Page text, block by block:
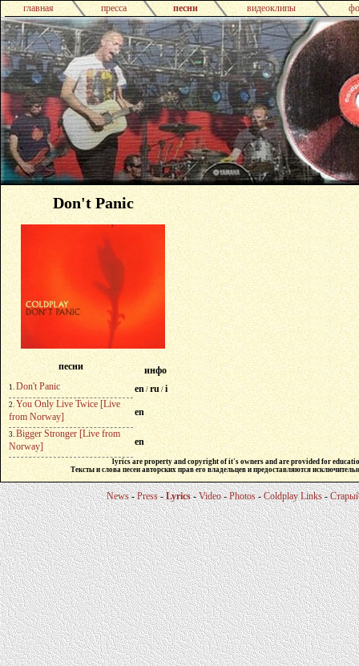
главная пресса песни видеоклипы
Don't Panic
песни инфо
1. Don't Panic en / ru / i
2. You Only Live Twice [Live
from Norway]
en
3. Bigger Stronger [Live from
Norway]
en
lyrics are property and copyright of it's owners and are provided for
Тексты и слова песен авторских прав его владельцев и предоставляются
News-Press-Lyrics-Video-Photos-Coldplay Links-